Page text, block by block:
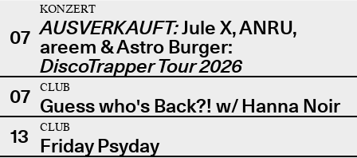
07
KONZERT
AUSVERKAUFT:Jule X, ANRU,
areem & Astro Burger:
DiscoTrapper Tour 2026
07
CLUB
Guess who's Back?! w/ Hanna Noir
13
CLUB
Friday Psyday